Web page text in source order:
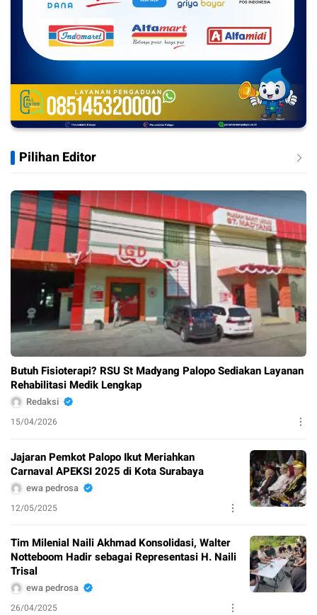
Pilihan Editor
Butuh Fisioterapi? RSU St Madyang Palopo Sediakan Layanan
Rehabilitasi Medik Lengkap
Redaksi
15/04/2026
Jajaran Pemkot Palopo Ikut Meriahkan
Carnaval APEKSI 2025 di Kota Surabaya
ewa pedrosa
12/05/2025
Tim Milenial Naili Akhmad Konsolidasi, Walter
Notteboom Hadir sebagai Representasi H. Naili
Trisal
ewa pedrosa
26/04/2025